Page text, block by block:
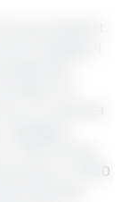
eksport
50,6
eksport w
co oznacza
11%). Korea
w 2020